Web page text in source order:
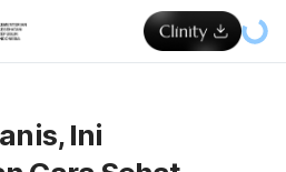
Ini